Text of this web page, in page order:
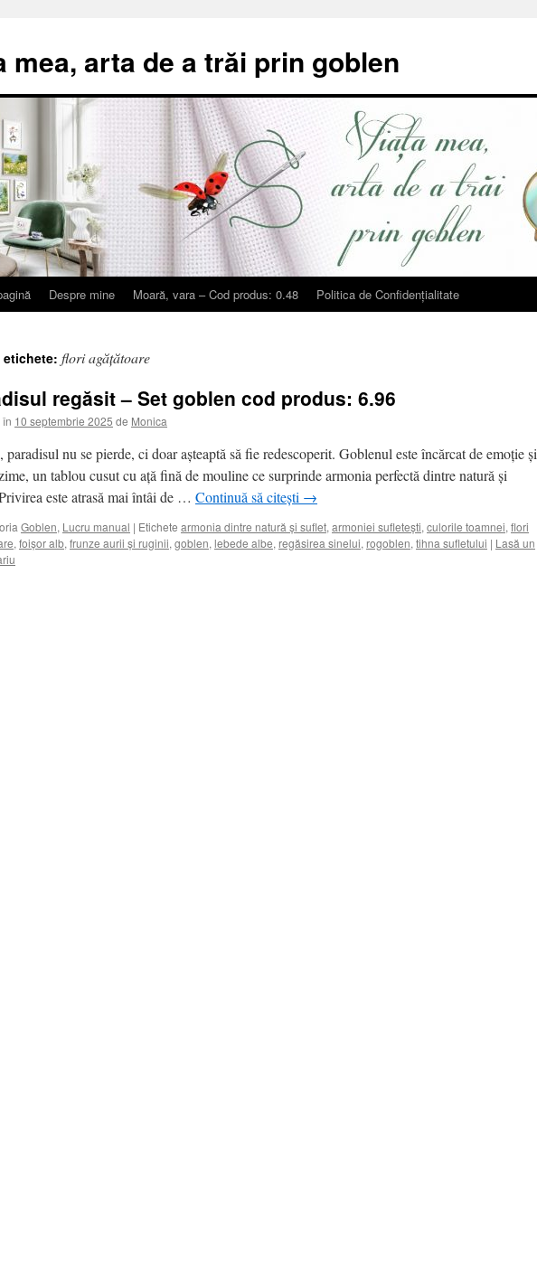
mea, arta de a trăi prin goblen
Despre mine Moară, vara – Cod produs: 0.48 Politica de Confidențialitate
etichete: flori agățătoare
regăsit – Set goblen cod produs: 6.96
în 10 septembrie 2025 de Monica
paradisul nu se pierde, ci doar așteaptă să fie redescoperit. Goblenul este încărcat de emoție și
un tablou cusut cu ață fină de mouline ce surprinde armonia perfectă dintre natură și
este atrasă mai întâi de … Continuă să citești →
Goblen, Lucru manual | Etichete armonia dintre natură și suflet, armoniei sufletești, culorile toamnei, flori
, foișor alb, frunze aurii și ruginii, goblen, lebede albe, regăsirea sinelui, rogoblen, tihna sufletului | Lasă un